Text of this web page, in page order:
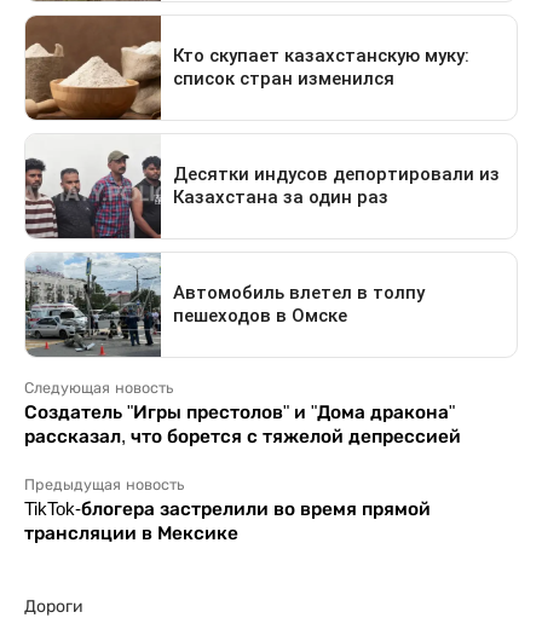
Следующая новость
Создатель "Игры престолов" и "Дома дракона"
рассказал, что борется с тяжелой депрессией
Предыдущая новость
TikTok-блогера застрелили во время прямой
трансляции в Мексике
Дороги